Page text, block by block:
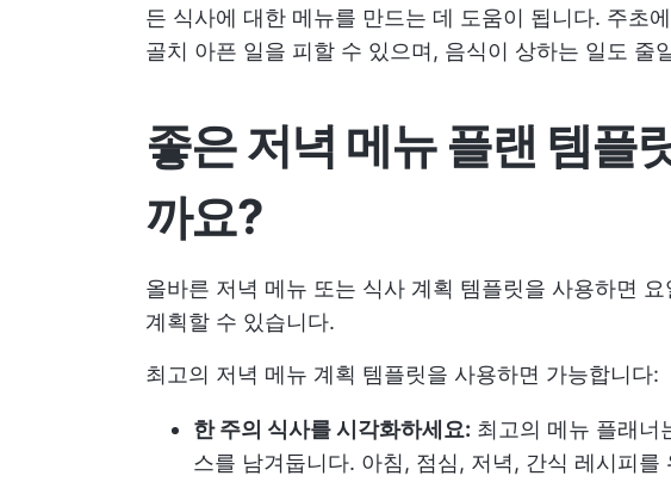
든 식사에 대한 메뉴를 만드는 데 도움이 됩니다. 주초
골치 아픈 일을 피할 수 있으며, 음식이 상하는 일도 줄
좋은 저녁 메뉴 플랜 템플
까요?
올바른 저녁 메뉴 또는 식사 계획 템플릿을 사용하면
계획할 수 있습니다.
최고의 저녁 메뉴 계획 템플릿을 사용하면 가능합니다:
한 주의 식사를 시각화하세요: 최고의 메뉴 플래너
스를 남겨둡니다. 아침, 점심, 저녁, 간식 레시피